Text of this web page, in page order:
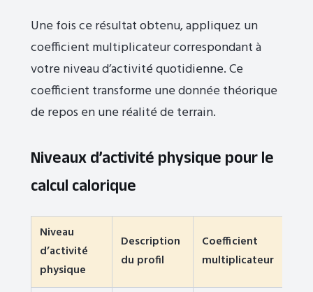
Une fois ce résultat obtenu, appliquez un
coefficient multiplicateur correspondant à
votre niveau d’activité quotidienne. Ce
coefficient transforme une donnée théorique
de repos en une réalité de terrain.
Niveaux d’activité physique pour le
calcul calorique
Niveau
d’activité
physique
Description
du profil
Coefficient
multiplicateur